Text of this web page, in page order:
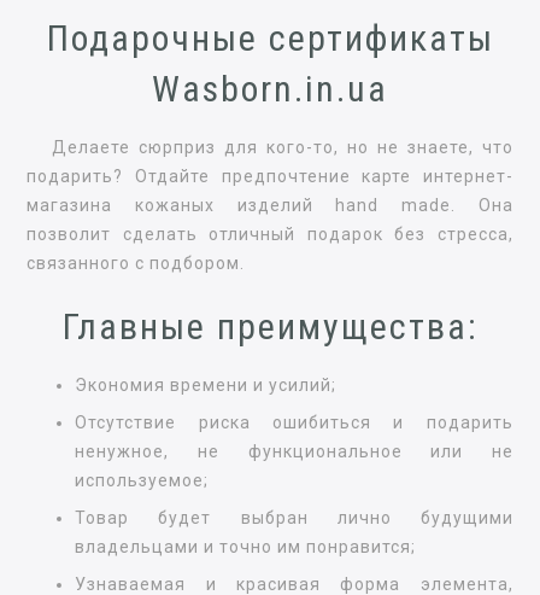
Подарочные сертификаты
Wasborn.in.ua
Делаете сюрприз для кого-то, но не знаете, что
подарить? Отдайте предпочтение карте интернет-
магазина кожаных изделий hand made. Она
позволит сделать отличный подарок без стресса,
связанного с подбором.
Главные преимущества:
Экономия времени и усилий;
Отсутствие риска ошибиться и подарить
ненужное, не функциональное или не
используемое;
Товар будет выбран лично будущими
владельцами и точно им понравится;
Узнаваемая и красивая форма элемента,